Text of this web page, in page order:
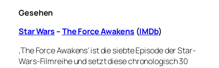
Gesehen
Star Wars–The Force Awakens (IMDb)
‚The Force Awakens‘ ist die siebte Episode der Star-
Wars-Filmreihe und setzt diese chronologisch 30